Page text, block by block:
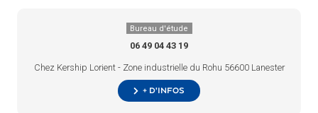
Bureau d'étude
06 49 04 43 19
Chez Kership Lorient - Zone industrielle du Rohu 56600 Lanester
+ d’infos